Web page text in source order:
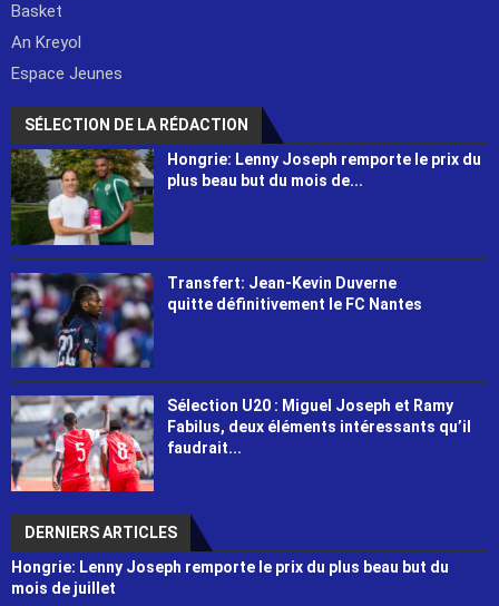
Basket
An Kreyol
Espace Jeunes
SÉLECTION DE LA RÉDACTION
Hongrie: Lenny Joseph remporte le prix du
plus beau but du mois de...
Transfert: Jean-Kevin Duverne
quitte définitivement le FC Nantes
Sélection U20 : Miguel Joseph et Ramy
Fabilus, deux éléments intéressants qu’il
faudrait...
DERNIERS ARTICLES
Hongrie: Lenny Joseph remporte le prix du plus beau but du
mois de juillet